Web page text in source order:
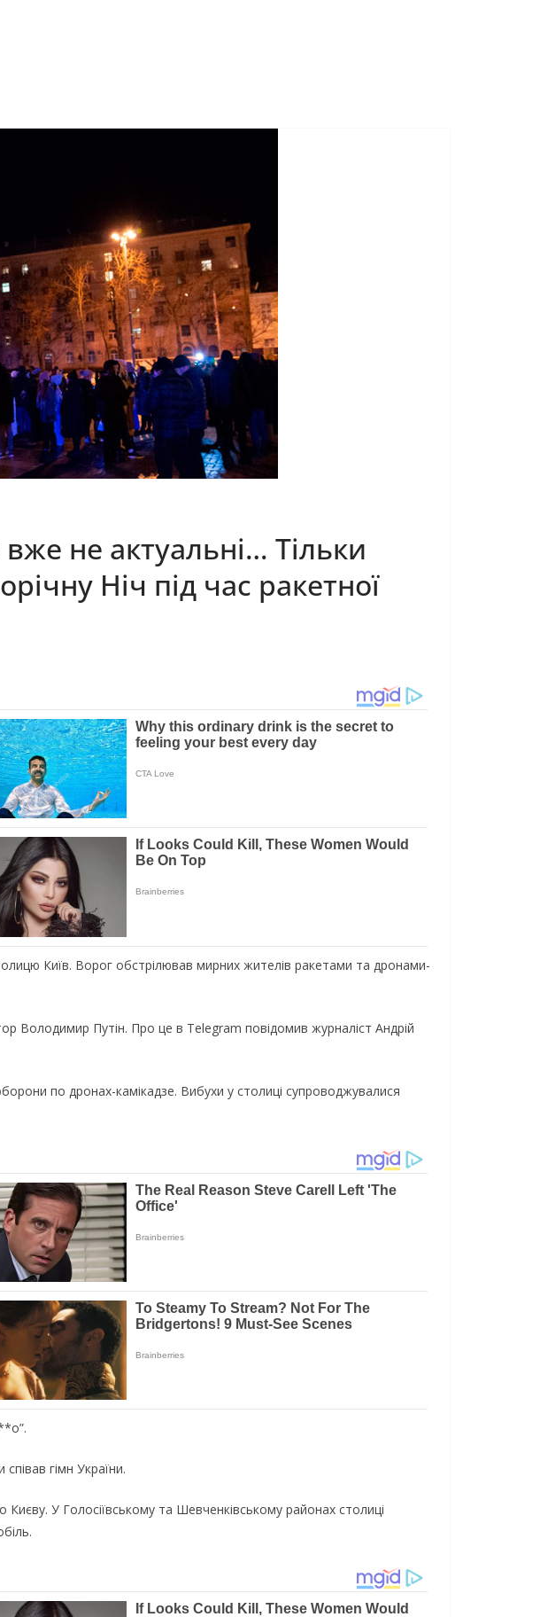
не актуальні… Тільки
Ніч під час ракетної
Київ. Ворог обстрілював мирних жителів ракетами та дронами-
Володимир Путін. Про це в Telegram повідомив журналіст Андрій
по дронах-камікадзе. Вибухи у столиці супроводжувалися
гімн України.
У Голосіївському та Шевченківському районах столиці